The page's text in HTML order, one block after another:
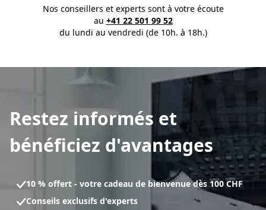
Nos conseillers et experts sont à votre écoute
au +41 22 501 99 52
du lundi au vendredi (de 10h. à 18h.)
Restez informés et
bénéficiez d'avantages
10 % offert - votre cadeau de bienvenue dès 100 CHF
Conseils exclusifs d'experts